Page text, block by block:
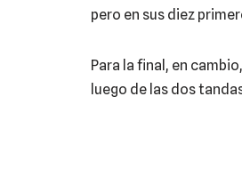
pero en sus diez
Para la final, en
luego de las dos